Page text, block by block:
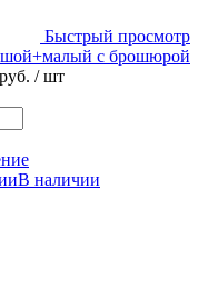
Быстрый просмотр
с брошюрой
/ шт
В наличии